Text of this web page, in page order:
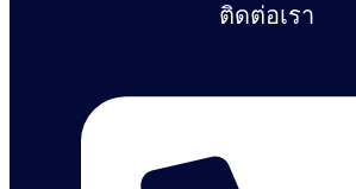
ติดต่อเรา